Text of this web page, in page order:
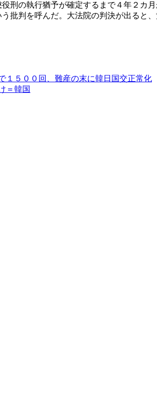
刑の執行猶予が確定するまで４年２カ
批判を呼んだ。大法院の判決が出ると
５００回、難産の末に韓日国交正常化
＝韓国